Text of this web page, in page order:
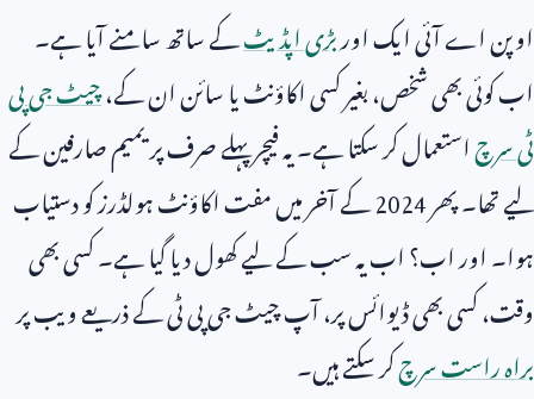
اوپن اے آئی ایک اوربڑی اپڈیٹکے ساتھ سامنے آیا ہے۔
اب کوئی بھی شخص، بغیر کسی اکاؤنٹ یا سائن ان کے،چیٹ جی پی
ٹی سرچاستعمال کر سکتا ہے۔ یہ فیچر پہلے صرف پریمیم صارفین کے
لیے تھا۔ پھر2024کے آخر میں مفت اکاؤنٹ ہولڈرز کو دستیاب
ہوا۔ اور اب؟ اب یہ سب کے لیے کھول دیا گیا ہے۔ کسی بھی
وقت، کسی بھی ڈیوائس پر، آپ چیٹ جی پی ٹی کے ذریعے ویب پر
براہ راست سرچکر سکتے ہیں۔